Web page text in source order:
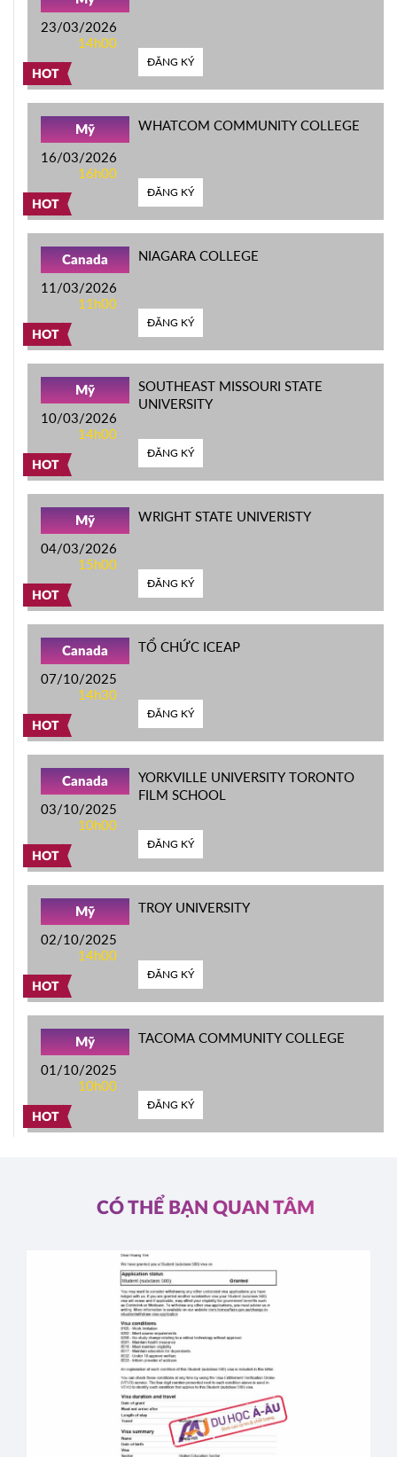
HOT
23/03/2026
14h00
ĐĂNG KÝ
HOT
Mỹ
16/03/2026
16h00
WHATCOM COMMUNITY COLLEGE
ĐĂNG KÝ
HOT
Canada
11/03/2026
11h00
NIAGARA COLLEGE
ĐĂNG KÝ
HOT
Mỹ
10/03/2026
14h00
SOUTHEAST MISSOURI STATE
UNIVERSITY
ĐĂNG KÝ
HOT
Mỹ
04/03/2026
15h00
WRIGHT STATE UNIVERISTY
ĐĂNG KÝ
HOT
Canada
07/10/2025
14h30
TỔ CHỨC ICEAP
ĐĂNG KÝ
HOT
Canada
03/10/2025
10h00
YORKVILLE UNIVERSITY TORONTO
FILM SCHOOL
ĐĂNG KÝ
HOT
Mỹ
02/10/2025
14h00
TROY UNIVERSITY
ĐĂNG KÝ
HOT
Mỹ
01/10/2025
10h00
TACOMA COMMUNITY COLLEGE
ĐĂNG KÝ
CÓ THỂ BẠN QUAN TÂM